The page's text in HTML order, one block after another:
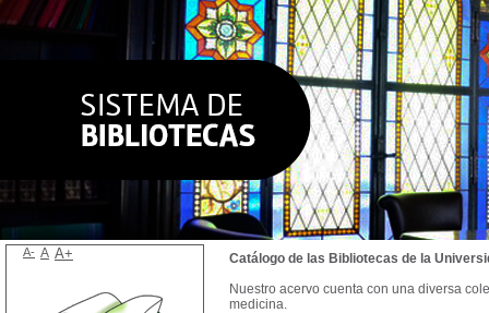
Catálogo de las Bibliotecas de la
Nuestro acervo cuenta con una diversa
medicina.
A- A A+